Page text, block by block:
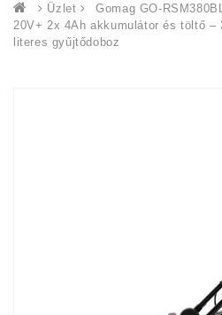
Üzlet
Gomag GO-
20V+ 2x 4Ah akkumulátor és töltő –
literes gyűjtődoboz